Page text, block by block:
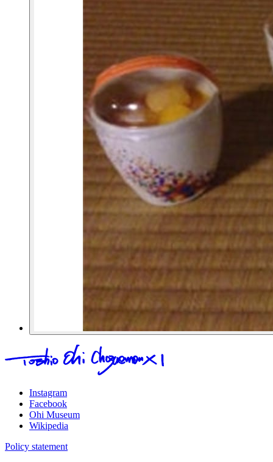
Instagram
Facebook
Ohi Museum
Wikipedia
Policy statement